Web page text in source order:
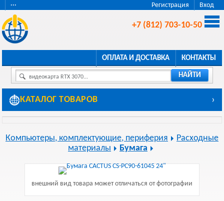
Регистрация Вход
···
+7 (812) 703-10-50
ОПЛАТА И ДОСТАВКА КОНТАКТЫ
видеокарта RTX 3070... НАЙТИ
КАТАЛОГ ТОВАРОВ ›
Компьютеры, комплектующие, периферия
Расходные
материалы
Бумага
внешний вид товара может отличаться от фотографии